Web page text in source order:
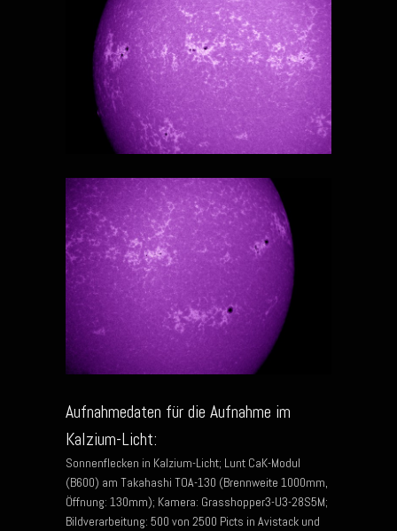
Aufnahmedaten für die Aufnahme im
Kalzium-Licht:
Sonnenflecken in Kalzium-Licht; Lunt CaK-Modul
(B600) am Takahashi TOA-130 (Brennweite 1000mm,
Öffnung: 130mm); Kamera: Grasshopper3-U3-28S5M;
Bildverarbeitung: 500 von 2500 Picts in Avistack und